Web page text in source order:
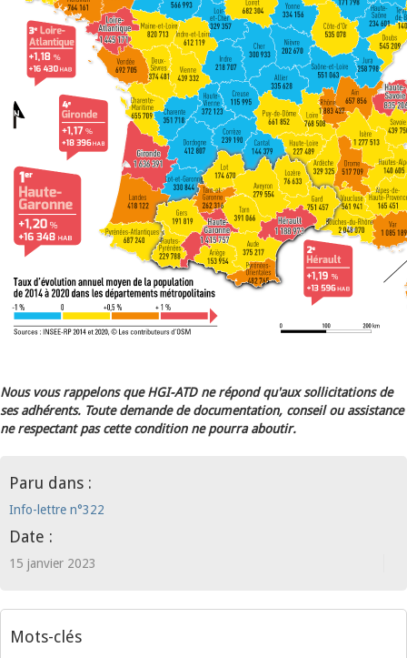
Nous vous rappelons que HGI-ATD ne répond qu'aux sollicitations de
ses adhérents. Toute demande de documentation, conseil ou assistance
ne respectant pas cette condition ne pourra aboutir.
Paru dans :
Info-lettre n°322
Date :
15 janvier 2023
Mots-clés